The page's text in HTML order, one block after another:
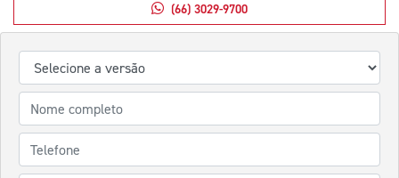
(66) 3029-9700